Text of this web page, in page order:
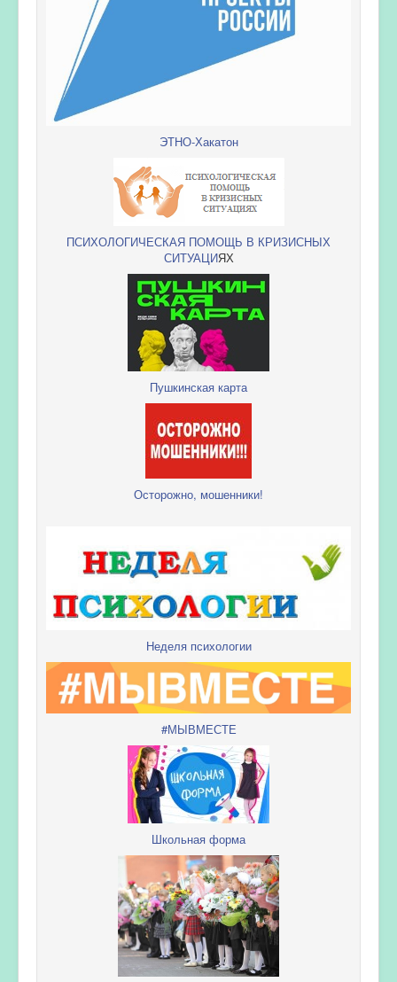
ЭТНО-Хакатон
ПСИХОЛОГИЧЕСКАЯ ПОМОЩЬ В КРИЗИСНЫХ
СИТУАЦИЯХ
Пушкинская карта
Осторожно, мошенники!
Неделя психологии
#МЫВМЕСТЕ
Школьная форма